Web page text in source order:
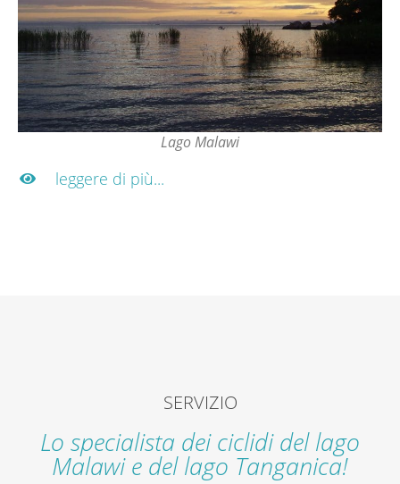
Lago Malawi
leggere di più...
SERVIZIO
Lo specialista dei ciclidi del lago
Malawi e del lago Tanganica!